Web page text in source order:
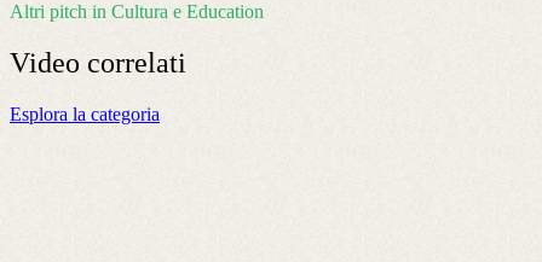
Altri pitch in Cultura e Education
Video correlati
Esplora la categoria